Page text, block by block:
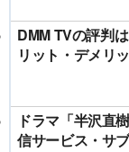
DMM TVの評判
リット・デメリ
ドラマ「半沢直
信サービス・サ